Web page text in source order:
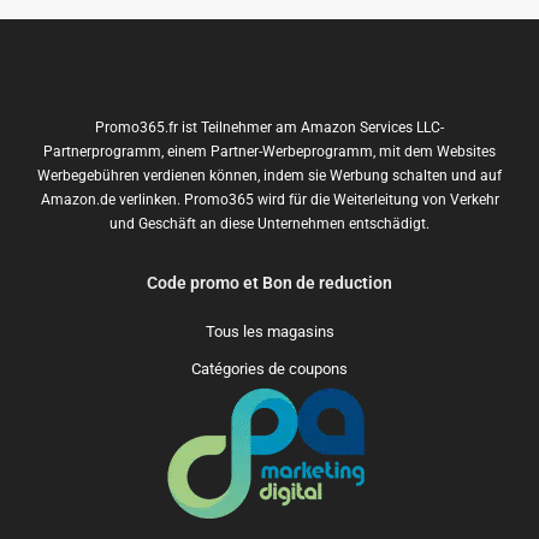
Promo365.fr ist Teilnehmer am Amazon Services LLC-
Partnerprogramm, einem Partner-Werbeprogramm, mit dem Websites
Werbegebühren verdienen können, indem sie Werbung schalten und auf
Amazon.de verlinken. Promo365 wird für die Weiterleitung von Verkehr
und Geschäft an diese Unternehmen entschädigt.
Code promo et Bon de reduction
Tous les magasins
Catégories de coupons